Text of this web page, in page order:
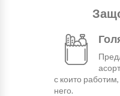
с които
него.